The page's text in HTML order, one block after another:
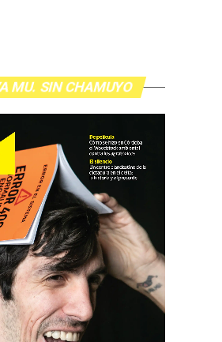
MU. SIN CHAMUYO